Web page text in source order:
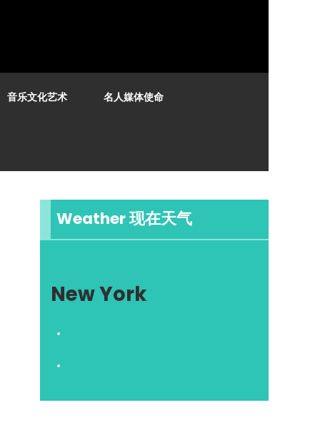
音乐文化艺术 名人媒体使命
Weather 现在天气
New York